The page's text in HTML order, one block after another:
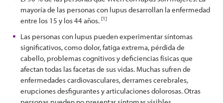
mayoría de las personas con lupus desarrollan la enfermedad
entre los 15 y los 44 años. [1]
Las personas con lupus pueden experimentar síntomas
significativos, como dolor, fatiga extrema, pérdida de
cabello, problemas cognitivos y deficiencias físicas que
afectan todas las facetas de sus vidas. Muchas sufren de
enfermedades cardiovasculares, derrames cerebrales,
erupciones desfigurantes y articulaciones dolorosas. Otras